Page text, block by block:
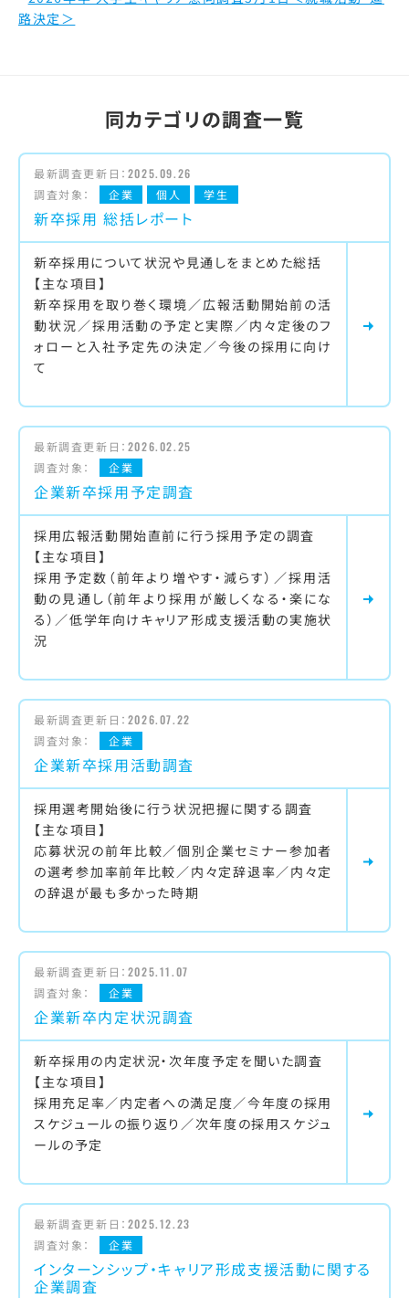
路決定＞
同カテゴリの調査一覧
最新調査更新日： 2025.09.26
調査対象：
企業 個人 学生
新卒採用 総括レポート
新卒採用について状況や見通しをまとめた総括
【主な項目】
新卒採用を取り巻く環境／広報活動開始前の活
動状況／採用活動の予定と実際／内々定後のフ
ォローと入社予定先の決定／今後の採用に向け
て
最新調査更新日： 2026.02.25
調査対象：
企業
企業新卒採用予定調査
採用広報活動開始直前に行う採用予定の調査
【主な項目】
採用予定数（前年より増やす・減らす）／採用活
動の見通し（前年より採用が厳しくなる・楽にな
る）／低学年向けキャリア形成支援活動の実施状
況
最新調査更新日： 2026.07.22
調査対象：
企業
企業新卒採用活動調査
採用選考開始後に行う状況把握に関する調査
【主な項目】
応募状況の前年比較／個別企業セミナー参加者
の選考参加率前年比較／内々定辞退率／内々定
の辞退が最も多かった時期
最新調査更新日： 2025.11.07
調査対象：
企業
企業新卒内定状況調査
新卒採用の内定状況・次年度予定を聞いた調査
【主な項目】
採用充足率／内定者への満足度／今年度の採用
スケジュールの振り返り／次年度の採用スケジュ
ールの予定
最新調査更新日： 2025.12.23
調査対象：
企業
インターンシップ・キャリア形成支援活動に関する
企業調査